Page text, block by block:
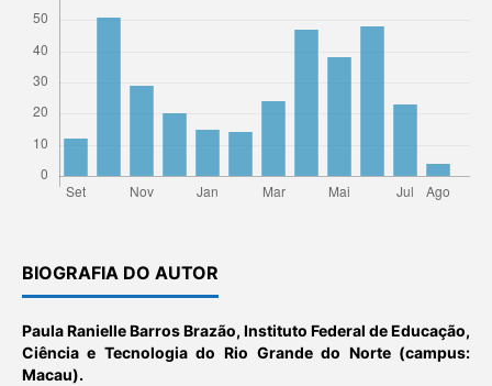
BIOGRAFIA DO AUTOR
Paula Ranielle Barros Brazão,Instituto Federal de Educação,
Ciência e Tecnologia do Rio Grande do Norte (campus:
Macau).